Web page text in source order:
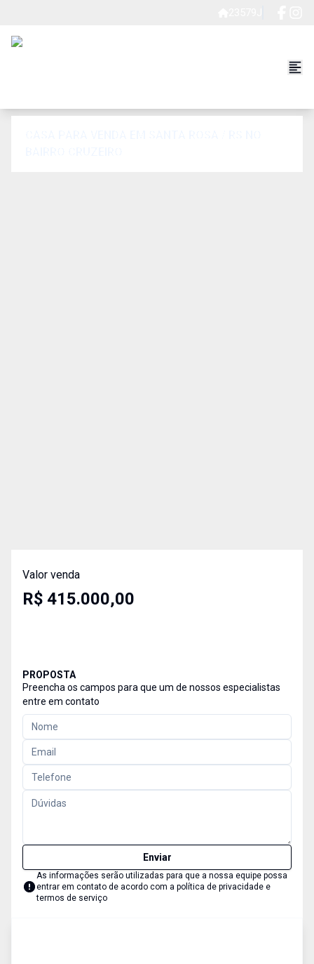
Valor venda
R$ 415.000,00
PROPOSTA
Preencha os campos para que um de nossos especialistas
entre em contato
Enviar
As informações serão utilizadas para que a nossa equipe possa
entrar em contato de acordo com a política de privacidade e
termos de serviço